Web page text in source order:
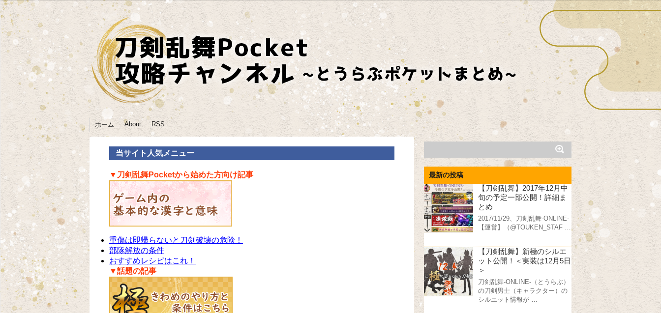
ホーム About RSS
当サイト人気メニュー
▼刀剣乱舞Pocketから始めた方向け記事
重傷は即帰らないと刀剣破壊の危険！
部隊解放の条件
おすすめレシピはこれ！
▼話題の記事
最新の投稿
【刀剣乱舞】2017年12月中
旬の予定一部公開！詳細ま
とめ
2017/11/29、刀剣乱舞-ONLINE-
【運営】（@TOUKEN_STAF …
【刀剣乱舞】新極のシルエ
ット公開！＜実装は12月5日
＞
刀剣乱舞-ONLINE-（とうらぶ）
の刀剣男士（キャラクター）の
シルエット情報が …